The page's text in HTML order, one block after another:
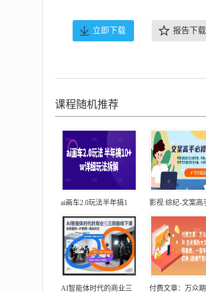
立即下载 报告下
课程随机推荐
ai画车2.0玩法半年搞1 影视 综纪-文案高
AI智能体时代的商业三 付费文章：万众